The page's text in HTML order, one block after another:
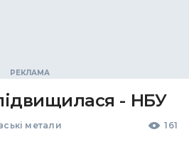
- НБУ
метали 161